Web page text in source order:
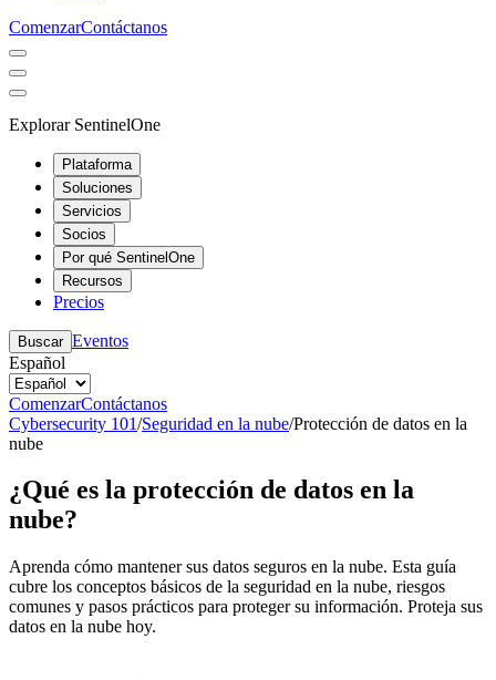
ComenzarContáctanos
Explorar SentinelOne
Plataforma
Soluciones
Servicios
Socios
Por qué SentinelOne
Recursos
Precios
Buscar Eventos
Español
ComenzarContáctanos
Cybersecurity 101/Seguridad en la nube/Protección de datos en la
nube
¿Qué es la protección de datos en la
nube?
Aprenda cómo mantener sus datos seguros en la nube. Esta guía
cubre los conceptos básicos de la seguridad en la nube, riesgos
comunes y pasos prácticos para proteger su información. Proteja sus
datos en la nube hoy.